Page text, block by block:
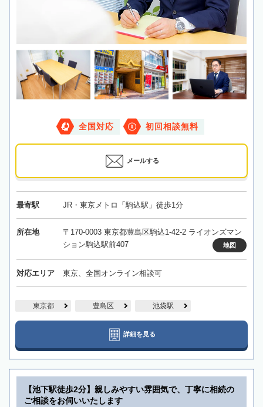
全国対応 初回相談無料
メールする
最寄駅 JR・東京メトロ「駒込駅」徒歩1分
所在地
〒170-0003 東京都豊島区駒込1-42-2 ライオンズマン
ション駒込駅前407
地図
対応エリア 東京、全国オンライン相談可
東京都 豊島区 池袋駅
詳細を見る
【池下駅徒歩2分】親しみやすい雰囲気で、丁寧に相続の
ご相談をお伺いいたします